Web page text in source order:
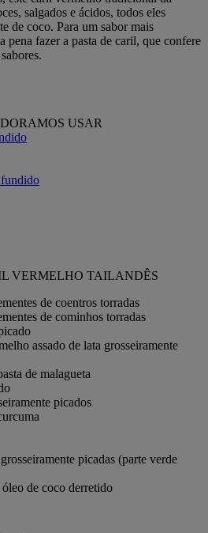
salgados e ácidos, todos eles
de coco. Para um sabor mais
pena fazer a pasta de caril, que confere
USAR
VERMELHO TAILANDÊS
de coentros torradas
de cominhos torradas
assado de lata grosseiramente
de malagueta
picados
picadas (parte verde
de coco derretido